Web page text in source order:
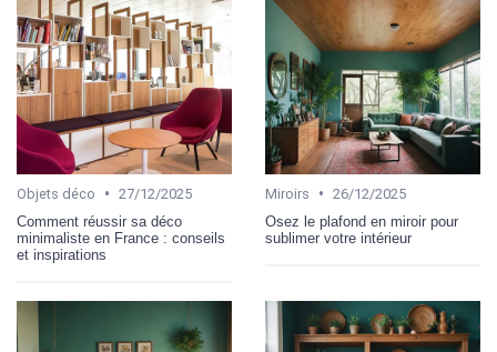
Objets déco • 27/12/2025
Comment réussir sa déco
minimaliste en France : conseils
et inspirations
Miroirs • 26/12/2025
Osez le plafond en miroir pour
sublimer votre intérieur